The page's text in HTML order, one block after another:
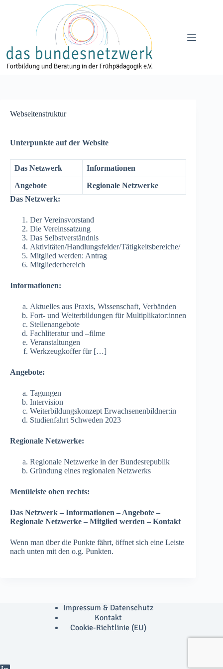
Webseitenstruktur
Unterpunkte auf der Website
Das Netzwerk Informationen
Angebote
Regionale Netzwerke
Das Netzwerk:
Der Vereinsvorstand
Die Vereinssatzung
Das Selbstverständnis
Aktivitäten/Handlungsfelder/Tätigkeitsbereiche/
Mitglied werden: Antrag
Mitgliederbereich
Informationen:
Aktuelles aus Praxis, Wissenschaft, Verbänden
Fort- und Weiterbildungen für Multiplikator:innen
Stellenangebote
Fachliteratur und –filme
Veranstaltungen
Werkzeugkoffer für […]
Angebote:
Tagungen
Intervision
Weiterbildungskonzept Erwachsenenbildner:in
Studienfahrt Schweden 2023
Regionale Netzwerke:
Regionale Netzwerke in der Bundesrepublik
Gründung eines regionalen Netzwerks
Menüleiste oben rechts:
Das Netzwerk – Informationen – Angebote –
Regionale Netzwerke – Mitglied werden – Kontakt
Wenn man über die Punkte fährt, öffnet sich eine Leiste
nach unten mit den o.g. Punkten.
Impressum & Datenschutz
Kontakt
Cookie-Richtlinie (EU)